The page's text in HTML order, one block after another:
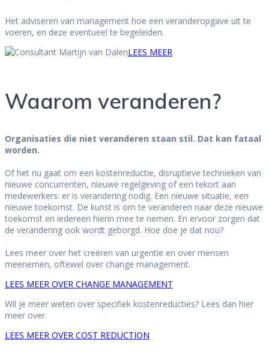
Het adviseren van management hoe een veranderopgave uit te
voeren, en deze eventueel te begeleiden.
LEES MEER
Waarom veranderen?
Organisaties die niet veranderen staan stil. Dat kan fataal
worden.
Of het nu gaat om een kostenreductie, disruptieve technieken van
nieuwe concurrenten, nieuwe regelgeving of een tekort aan
medewerkers: er is verandering nodig. Een nieuwe situatie, een
nieuwe toekomst. De kunst is om te veranderen naar deze nieuwe
toekomst en iedereen hierin mee te nemen. En ervoor zorgen dat
de verandering ook wordt geborgd. Hoe doe je dat nou?
Lees meer over het creëren van urgentie en over mensen
meenemen, oftewel over change management.
LEES MEER OVER CHANGE MANAGEMENT
Wil je meer weten over specifiek kostenreducties? Lees dan hier
meer over.
LEES MEER OVER COST REDUCTION